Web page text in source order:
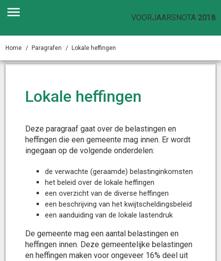
VOORJAARSNOTA 2018
Home Paragrafen Lokale heffingen
Lokale heffingen
Deze paragraaf gaat over de belastingen en
heffingen die een gemeente mag innen. Er wordt
ingegaan op de volgende onderdelen:
de verwachte (geraamde) belastinginkomsten
het beleid over de lokale heffingen
een overzicht van de diverse heffingen
een beschrijving van het kwijtscheldingsbeleid
een aanduiding van de lokale lastendruk
De gemeente mag een aantal belastingen en
heffingen innen. Deze gemeentelijke belastingen
en heffingen maken voor ongeveer 16% deel uit